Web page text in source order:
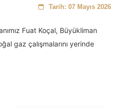
Tarih: 07 Mayıs 2026
Fuat Koçal, Büyükliman
gaz çalışmalarını yerinde